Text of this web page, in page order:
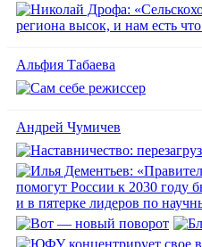
Альфия Табаева
Андрей Чумичев